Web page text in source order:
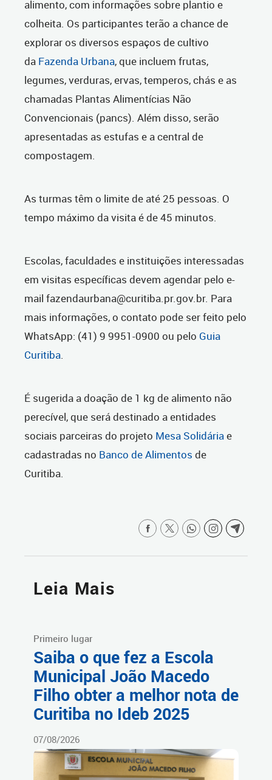
alimento, com informações sobre plantio e
colheita. Os participantes terão a chance de
explorar os diversos espaços de cultivo
da Fazenda Urbana, que incluem frutas,
legumes, verduras, ervas, temperos, chás e as
chamadas Plantas Alimentícias Não
Convencionais (pancs). Além disso, serão
apresentadas as estufas e a central de
compostagem.
As turmas têm o limite de até 25 pessoas. O
tempo máximo da visita é de 45 minutos.
Escolas, faculdades e instituições interessadas
em visitas específicas devem agendar pelo e-
mail fazendaurbana@curitiba.pr.gov.br. Para
mais informações, o contato pode ser feito pelo
WhatsApp: (41) 9 9951-0900 ou pelo Guia
Curitiba.
É sugerida a doação de 1 kg de alimento não
perecível, que será destinado a entidades
sociais parceiras do projeto Mesa Solidáriae
cadastradas no Banco de Alimentos de
Curitiba.
Leia Mais
Primeiro lugar
Saiba o que fez a Escola
Municipal João Macedo
Filho obter a melhor nota de
Curitiba no Ideb 2025
07/08/2026